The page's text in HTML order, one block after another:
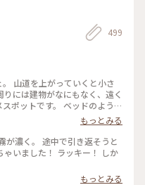
499
山道を上がっていくと小さ
には建物がなにもなく、遠く
ポットです。 ベッドのように
綺麗な景色を一望出来るテー
心なペット専用席もありま
と過ごすにはもってこいのカ
もっとみる
が濃く。 途中で引き返そうと
ラッキー！ しか
もっとみる